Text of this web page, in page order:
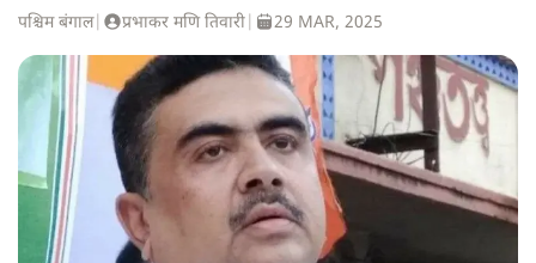
पश्चिम बंगाल| प्रभाकर मणि तिवारी 29 MAR, 2025